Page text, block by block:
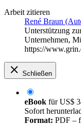
Arbeit zitieren
René Braun
Unterstützung
Unternehmen,
https://
Schließen
eBook fürUS$
Sofort
Format: PDF –